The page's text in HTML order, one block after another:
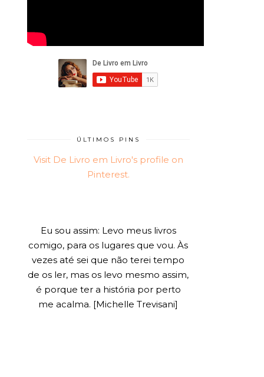
ÚLTIMOS PINS
Visit De Livro em Livro's profile on
Pinterest.
Eu sou assim: Levo meus livros
comigo, para os lugares que vou. Às
vezes até sei que não terei tempo
de os ler, mas os levo mesmo assim,
é porque ter a história por perto
me acalma. [Michelle Trevisani]